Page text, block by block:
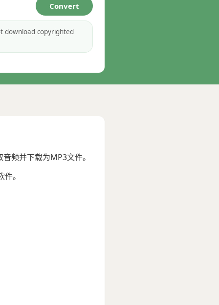
Convert
download copyrighted
频并下载为MP3文件。
。